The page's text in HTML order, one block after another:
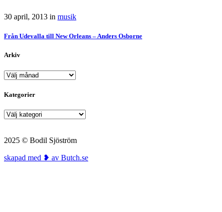
30 april, 2013 in musik
Från Udevalla till New Orleans – Anders Osborne
Arkiv
Arkiv
Kategorier
Kategorier
2025 © Bodil Sjöström
skapad med ❥ av Butch.se